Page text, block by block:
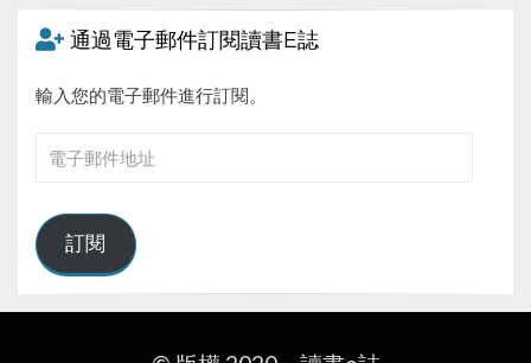
通過電子郵件訂閱讀書E誌
輸入您的電子郵件進行訂閱。
件
地
訂閱